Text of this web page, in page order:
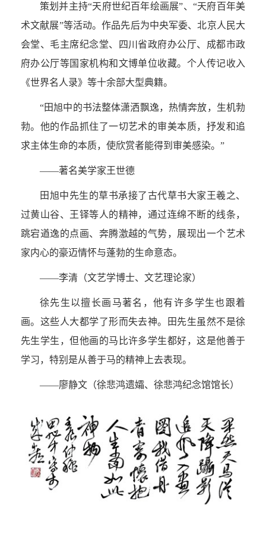
策划并主持“天府世纪百年绘画展”、“天府百年美
术文献展”等活动。作品先后为中央军委、北京人民大
会堂、毛主席纪念堂、四川省政府办公厅、成都市政
府办公厅等国家机构和文博单位收藏。个人传记收入
《世界名人录》等十余部大型典籍。
“田旭中的书法整体潇洒飘逸，热情奔放，生机勃
勃。他的作品抓住了一切艺术的审美本质，抒发和追
求主体生命的本质，使欣赏者能得到审美感染。”
——著名美学家王世德
田旭中先生的草书承接了古代草书大家王羲之、
过黄山谷、王铎等人的精神，通过连绵不断的线条，
跳宕遒逸的点画、奔腾激越的气势，展现出一个艺术
家内心的豪迈情怀与蓬勃的生命意态。
——李清（文艺学博士、文艺理论家）
徐先生以擅长画马著名，他有许多学生也跟着
画。这些人大都学了形而失去神。田先生虽然不是徐
先生学生，但他画的马比许多学生都好，这是他善于
学习，特别是从善于马的精神上去表现。
——廖静文（徐悲鸿遗孀、徐悲鸿纪念馆馆长）